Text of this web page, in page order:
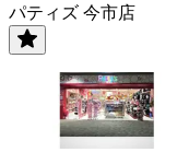
パティズ 今市店